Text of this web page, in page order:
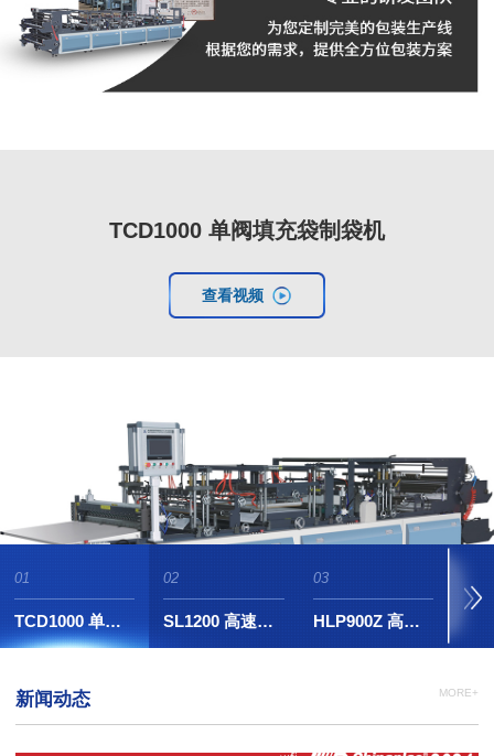
TCD1000 单阀填充袋制袋机
查看视频
01
TCD1000 单阀填充袋制袋机
02
SL1200 高速鞋撑机
03
HLP900Z 高速全自动葫芦泡机（大平台）
MORE+
新闻动态